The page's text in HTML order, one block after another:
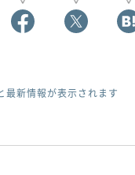
最新情報が表示されます